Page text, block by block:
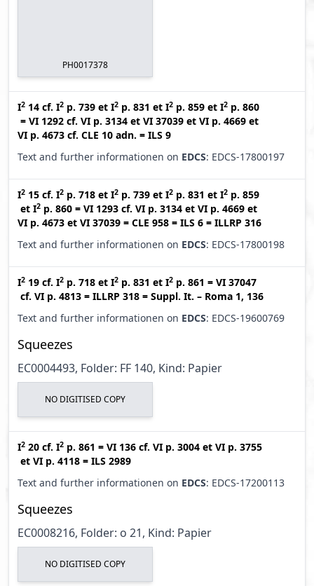
PH0017378
I2 14 cf. I2 p. 739 et I2 p. 831 et I2 p. 859 et I2 p. 860
= VI 1292 cf. VI p. 3134 et VI 37039 et VI p. 4669 et
VI p. 4673 cf. CLE 10 adn. = ILS 9
Text and further informationen on EDCS: EDCS-17800197
I2 15 cf. I2 p. 718 et I2 p. 739 et I2 p. 831 et I2 p. 859
et I2 p. 860 = VI 1293 cf. VI p. 3134 et VI p. 4669 et
VI p. 4673 et VI 37039 = CLE 958 = ILS 6 = ILLRP 316
Text and further informationen on EDCS: EDCS-17800198
I2 19 cf. I2 p. 718 et I2 p. 831 et I2 p. 861 = VI 37047
cf. VI p. 4813 = ILLRP 318 = Suppl. It. – Roma 1, 136
Text and further informationen on EDCS: EDCS-19600769
Squeezes
EC0004493, Folder: FF 140, Kind: Papier
NO DIGITISED COPY
I2 20 cf. I2 p. 861 = VI 136 cf. VI p. 3004 et VI p. 3755
et VI p. 4118 = ILS 2989
Text and further informationen on EDCS: EDCS-17200113
Squeezes
EC0008216, Folder: o 21, Kind: Papier
NO DIGITISED COPY